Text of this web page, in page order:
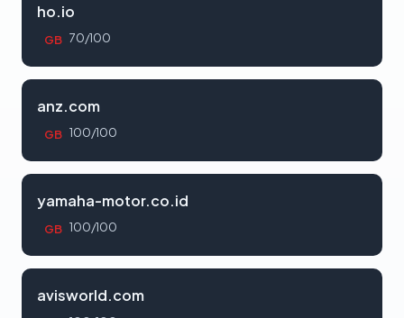
ho.io
GB 70/100
anz.com
GB 100/100
yamaha-motor.co.id
GB 100/100
avisworld.com